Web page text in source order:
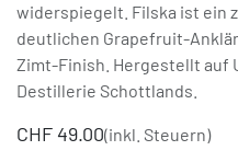
widerspiegelt. Filska ist ein
deutlichen Grapefruit-
Zimt-Finish. Hergestellt auf
Destillerie Schottlands.
CHF 49.00(inkl. Steuern)